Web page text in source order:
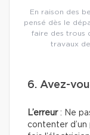
En raison des
pensé dès le
faire des trous
travaux
6. Avez-
L’erreur: Ne
contenter d’un